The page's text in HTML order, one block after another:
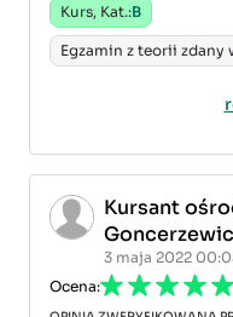
Kurs, Kat.:B
Egzamin z teorii zdany
Kursant
3 maja 2022
Ocena: